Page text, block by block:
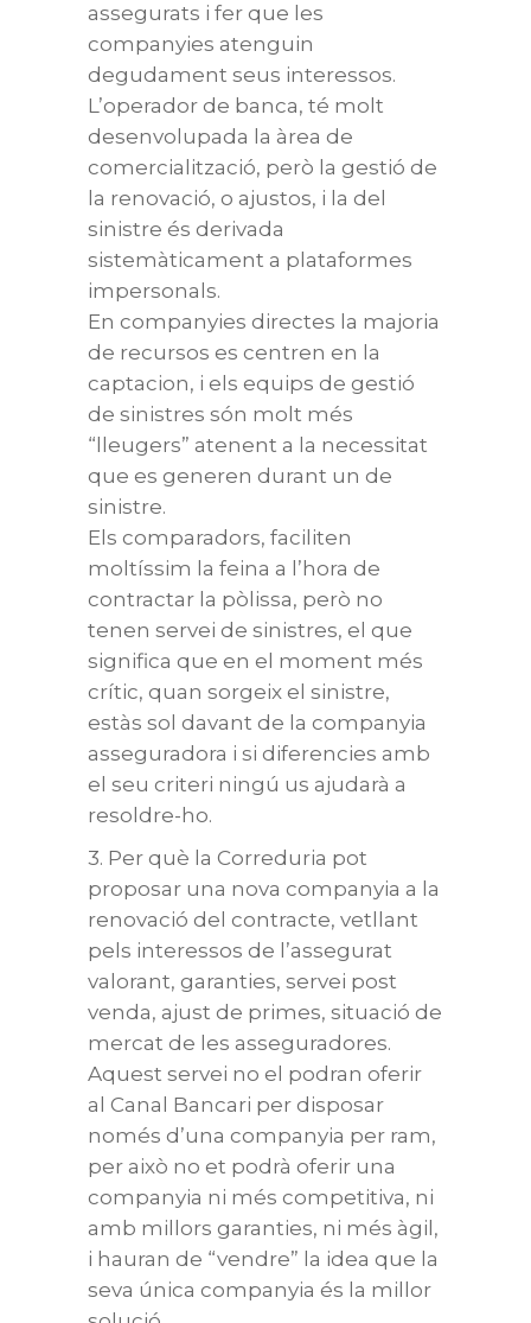
assegurats i fer que les
companyies atenguin
degudament seus interessos.
L’operador de banca, té molt
desenvolupada la àrea de
comercialització, però la gestió de
la renovació, o ajustos, i la del
sinistre és derivada
sistemàticament a plataformes
impersonals.
En companyies directes la majoria
de recursos es centren en la
captacion, i els equips de gestió
de sinistres són molt més
“lleugers” atenent a la necessitat
que es generen durant un de
sinistre.
Els comparadors, faciliten
moltíssim la feina a l’hora de
contractar la pòlissa, però no
tenen servei de sinistres, el que
significa que en el moment més
crític, quan sorgeix el sinistre,
estàs sol davant de la companyia
asseguradora i si diferencies amb
el seu criteri ningú us ajudarà a
resoldre-ho.
3. Per què la Correduria pot
proposar una nova companyia a la
renovació del contracte, vetllant
pels interessos de l’assegurat
valorant, garanties, servei post
venda, ajust de primes, situació de
mercat de les asseguradores.
Aquest servei no el podran oferir
al Canal Bancari per disposar
només d’una companyia per ram,
per això no et podrà oferir una
companyia ni més competitiva, ni
amb millors garanties, ni més àgil,
i hauran de “vendre” la idea que la
seva única companyia és la millor